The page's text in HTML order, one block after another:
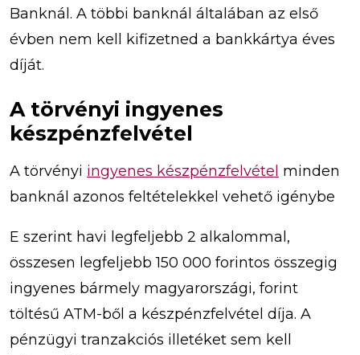
Banknál. A többi banknál általában az első
évben nem kell kifizetned a bankkártya éves
díját.
A törvényi ingyenes
készpénzfelvétel
A törvényi ingyenes készpénzfelvétel minden
banknál azonos feltételekkel vehető igénybe
E szerint havi legfeljebb 2 alkalommal,
összesen legfeljebb 150 000 forintos összegig
ingyenes bármely magyarországi, forint
töltésű ATM-ből a készpénzfelvétel díja. A
pénzügyi tranzakciós illetéket sem kell